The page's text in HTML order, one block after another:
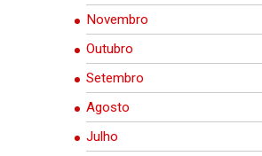
Novembro
Outubro
Setembro
Agosto
Julho